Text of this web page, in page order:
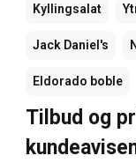
Kyllingsalat
Jack Daniel's
Eldorado boble
Tilbud og